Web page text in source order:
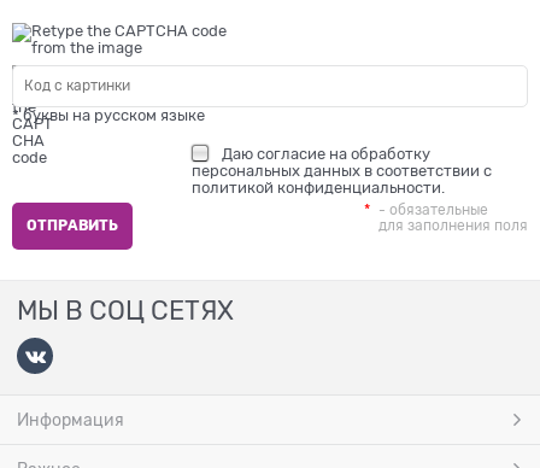
* буквы на русском языке
Даюсогласие на обработку
персональных данных в соответствии с
политикой конфиденциальности
- обязательные
для заполнения поля
МЫ В СОЦ СЕТЯХ
Информация